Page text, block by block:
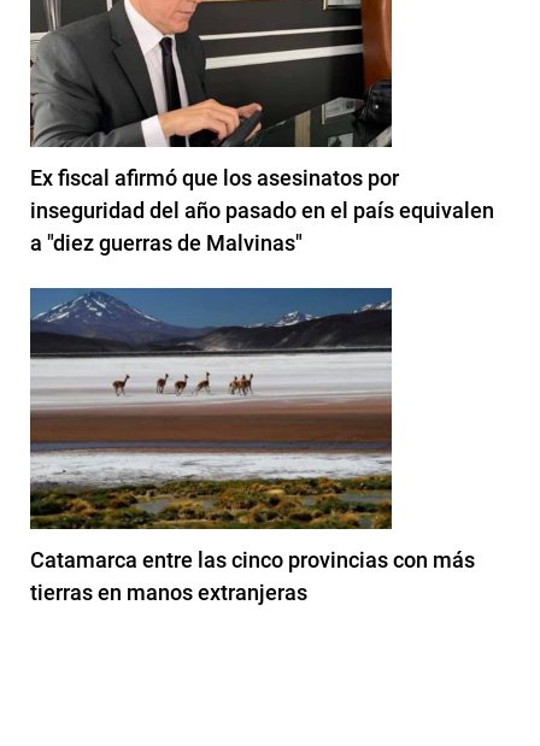
Ex fiscal afirmó que los asesinatos por
inseguridad del año pasado en el país equivalen
a "diez guerras de Malvinas"
Catamarca entre las cinco provincias con más
tierras en manos extranjeras